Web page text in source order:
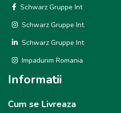
Schwarz Gruppe Int
Schwarz Gruppe Int
Schwarz Gruppe Int
Impadurim Romania
Informatii
Cum se Livreaza